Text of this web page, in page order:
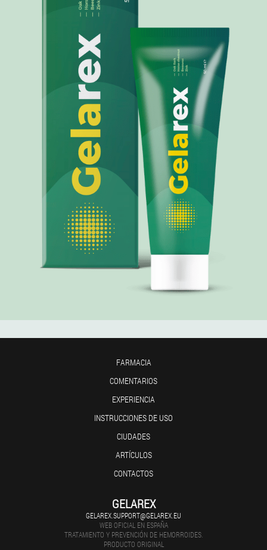
FARMACIA
COMENTARIOS
EXPERIENCIA
INSTRUCCIONES DE USO
CIUDADES
ARTÍCULOS
CONTACTOS
GELAREX
GELAREX.SUPPORT@GELAREX.EU
WEB OFICIAL EN ESPAÑA
TRATAMIENTO Y PREVENCIÓN DE HEMORROIDES.
PRODUCTO ORIGINAL